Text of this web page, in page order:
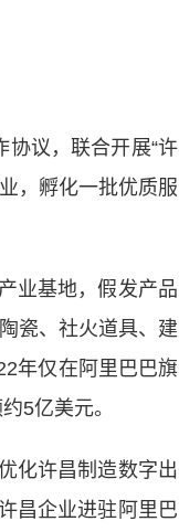
议，联合开展“许
，孵化一批优质服
业基地，假发产品
瓷、社火道具、建
年仅在阿里巴巴旗
5亿美元。
化许昌制造数字出
昌企业进驻阿里巴